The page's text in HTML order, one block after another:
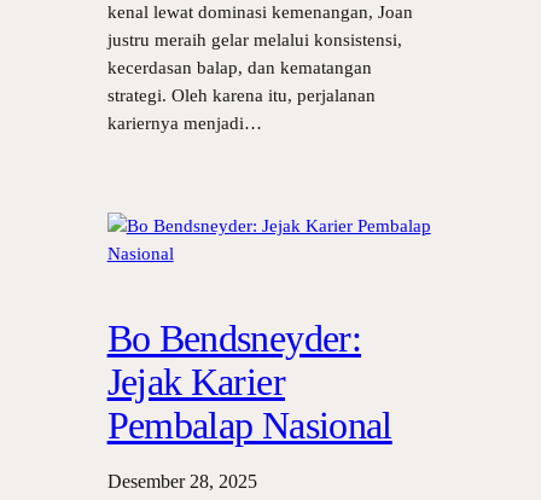
kenal lewat dominasi kemenangan, Joan
justru meraih gelar melalui konsistensi,
kecerdasan balap, dan kematangan
strategi. Oleh karena itu, perjalanan
kariernya menjadi…
Bo Bendsneyder:
Jejak Karier
Pembalap Nasional
Desember 28, 2025